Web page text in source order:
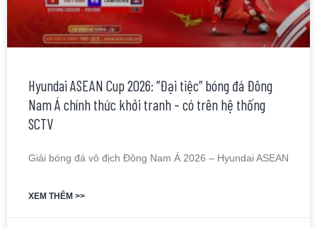
Hyundai ASEAN Cup 2026: ”Đại tiệc” bóng đá Đông
Nam Á chính thức khởi tranh – có trên hệ thống
SCTV
Giải bóng đá vô địch Đông Nam Á 2026 – Hyundai ASEAN
XEM THÊM >>